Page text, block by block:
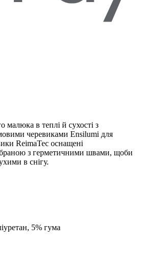
малюка в теплі й сухості з
черевиками Ensilumi для
ReimaTec оснащені
з герметичними швами, щоби
в снігу.
5% гума